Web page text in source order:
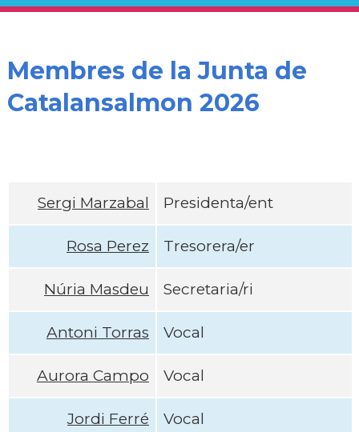
Membres de la Junta de
Catalansalmon 2026
Sergi Marzabal Presidenta/ent
Rosa Perez Tresorera/er
Núria Masdeu Secretaria/ri
Antoni Torras Vocal
Aurora Campo Vocal
Jordi Ferré Vocal